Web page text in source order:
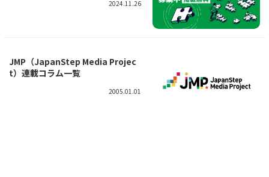
2024.11.26
JMP（JapanStep Media Projec
t）連載コラム一覧
2005.01.01